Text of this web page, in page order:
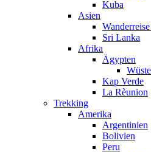
Kuba
Asien
Sri Lanka
Afrika
Ägypten
Kap Verde
La Rèunion
Trekking
Amerika
Argentinien
Bolivien
Peru